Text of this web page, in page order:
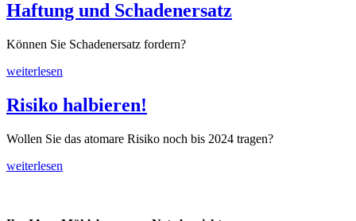
Haftung und Schadenersatz
Können Sie Schadenersatz fordern?
weiterlesen
Risiko halbieren!
Wollen Sie das atomare Risiko noch bis 2024 tragen?
weiterlesen